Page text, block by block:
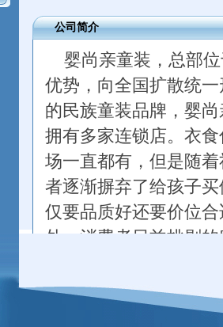
公司简介
婴尚亲童装，总部
优势，向全国扩散统
的民族童装品牌，婴
拥有多家连锁店。衣
场一直都有，但是随
者逐渐摒弃了给孩子
仅要品质好还要价位
外。消费者日益挑剔
几翻的社区连锁生活
消费者的心理，家长